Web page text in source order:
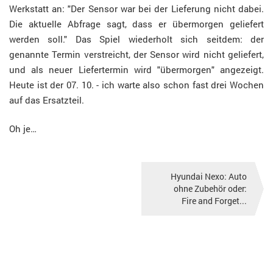
Werkstatt an: "Der Sensor war bei der Lieferung nicht dabei.
Die aktuelle Abfrage sagt, dass er übermorgen geliefert
werden soll." Das Spiel wiederholt sich seitdem: der
genannte Termin verstreicht, der Sensor wird nicht geliefert,
und als neuer Liefertermin wird "übermorgen" angezeigt.
Heute ist der 07. 10. - ich warte also schon fast drei Wochen
auf das Ersatzteil.
Oh je…
Hyundai Nexo: Auto
ohne Zubehör oder:
Fire and Forget...